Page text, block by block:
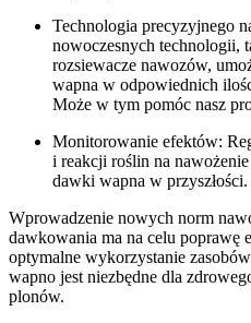
Technologia precyzyjnego
nowoczesnych technologii,
rozsiewacze nawozów,
wapna w odpowiednich
Może w tym pomóc nasz
Monitorowanie efektów:
i reakcji roślin na
dawki wapna w przyszłości.
Wprowadzenie nowych norm
dawkowania ma na celu poprawę
optymalne wykorzystanie
wapno jest niezbędne dla
plonów.